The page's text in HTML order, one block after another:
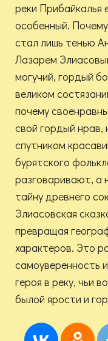
реки Прибайкалья
особенный.
стал лишь тенью
Лазарем
могучий, гордый
великом
почему
свой гордый нрав,
спутником
бурятского
разговаривают, а
тайну древнего
Элиасовская
превращая
характеров. Это
самоуверенность
героя в реку, чьи
былой ярости и